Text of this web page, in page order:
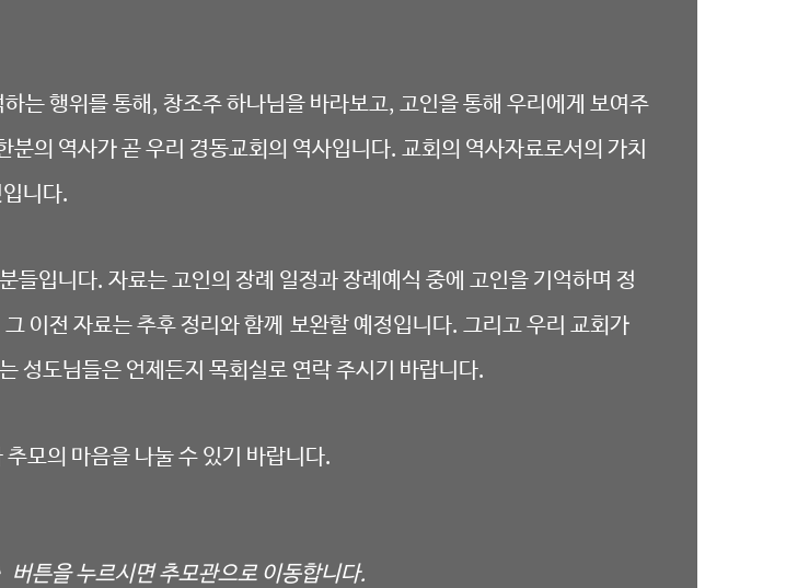
는 행위를 통해, 창조주 하나님을 바라보고, 고인을 통해 우리에게 보여주
분의 역사가 곧 우리 경동교회의 역사입니다. 교회의 역사자료로서의 가치
니다.
들입니다. 자료는 고인의 장례 일정과 장례예식 중에 고인을 기억하며 정
이전 자료는 추후 정리와 함께 보완할 예정입니다. 그리고 우리 교회가
성도님들은 언제든지 목회실로 연락 주시기 바랍니다.
모의 마음을 나눌 수 있기 바랍니다.
버튼을 누르시면 추모관으로 이동합니다.